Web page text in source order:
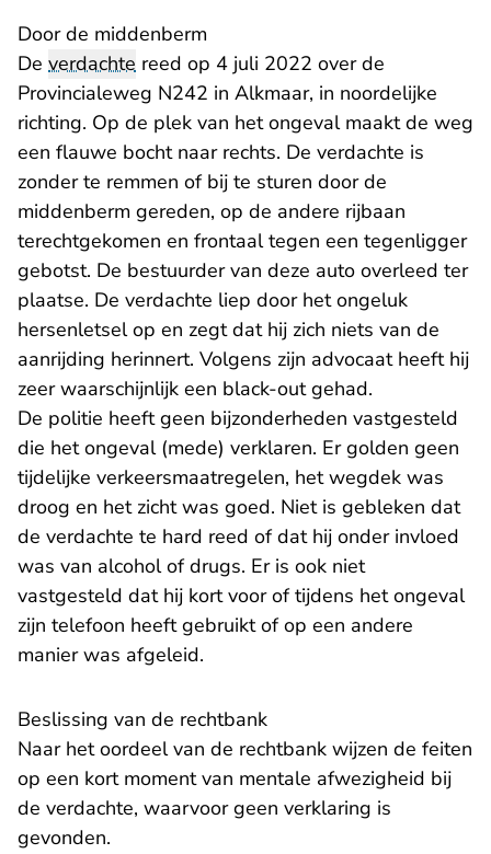
Door de middenberm
De verdachte reed op 4 juli 2022 over de
Provincialeweg N242 in Alkmaar, in noordelijke
richting. Op de plek van het ongeval maakt de weg
een flauwe bocht naar rechts. De verdachte is
zonder te remmen of bij te sturen door de
middenberm gereden, op de andere rijbaan
terechtgekomen en frontaal tegen een tegenligger
gebotst. De bestuurder van deze auto overleed ter
plaatse. De verdachte liep door het ongeluk
hersenletsel op en zegt dat hij zich niets van de
aanrijding herinnert. Volgens zijn advocaat heeft hij
zeer waarschijnlijk een black-out gehad.
De politie heeft geen bijzonderheden vastgesteld
die het ongeval (mede) verklaren. Er golden geen
tijdelijke verkeersmaatregelen, het wegdek was
droog en het zicht was goed. Niet is gebleken dat
de verdachte te hard reed of dat hij onder invloed
was van alcohol of drugs. Er is ook niet
vastgesteld dat hij kort voor of tijdens het ongeval
zijn telefoon heeft gebruikt of op een andere
manier was afgeleid.
Beslissing van de rechtbank
Naar het oordeel van de rechtbank wijzen de feiten
op een kort moment van mentale afwezigheid bij
de verdachte, waarvoor geen verklaring is
gevonden.